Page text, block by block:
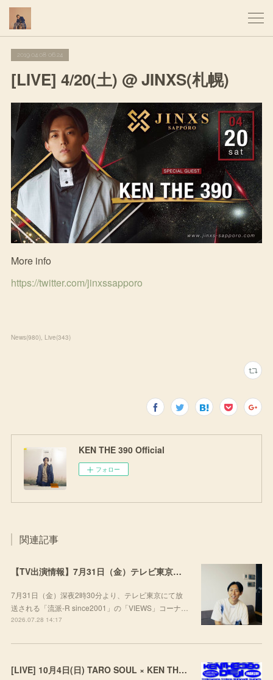
2019.04.08 06:24
[LIVE] 4/20(土) @ JINXS(札幌)
More info
https://twitter.com/jinxssapporo
News(980) Live(343)
KEN THE 390 Official
フォロー
関連記事
【TV出演情報】7月31日（金）テレビ東京「流派-R since2001」
7月31日（金）深夜2時30分より、テレビ東京にて放
送される「流派-R since2001」の「VIEWS」コーナ…
2026.07.28 14:17
[LIVE] 10月4日(日) TARO SOUL × KEN THE 390 × DEJI スリーマンLIVE "THREE THE HARD WAY” @ ORD. 代官山